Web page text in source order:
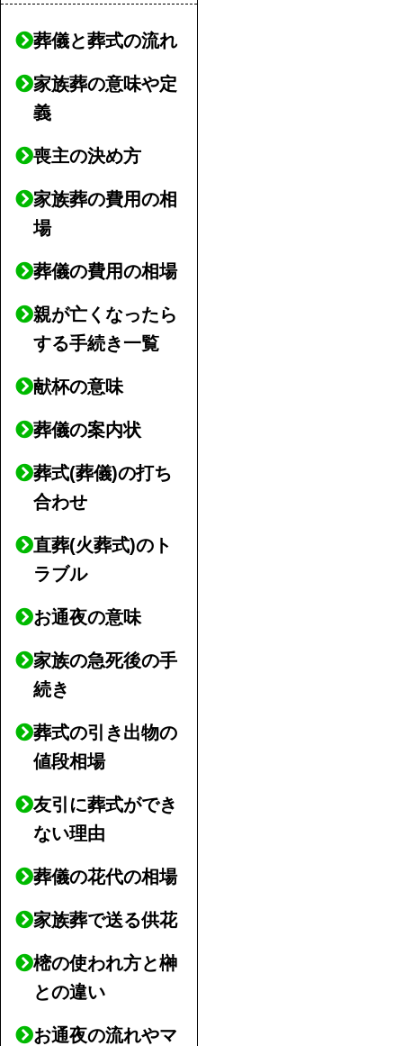
葬儀と葬式の流れ
家族葬の意味や定
義
喪主の決め方
家族葬の費用の相
場
葬儀の費用の相場
親が亡くなったら
する手続き一覧
献杯の意味
葬儀の案内状
葬式(葬儀)の打ち
合わせ
直葬(火葬式)のト
ラブル
お通夜の意味
家族の急死後の手
続き
葬式の引き出物の
値段相場
友引に葬式ができ
ない理由
葬儀の花代の相場
家族葬で送る供花
樒の使われ方と榊
との違い
お通夜の流れやマ